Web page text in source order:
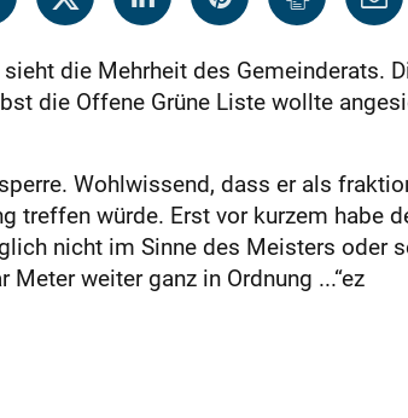
die Mehrheit des Gemeinderats.
die Offene Grüne Liste wollte
Wohlwissend, dass er als
treffen würde. Erst vor kurzem habe
nicht im Sinne des Meisters oder
weiter ganz in Ordnung ...“ez